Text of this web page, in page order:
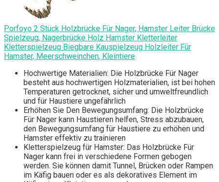
Porfoyo 2 Stück Holzbrücke Für Nager, Hamster Leiter Brücke
Spielzeug, Nagerbrücke Holz Hamster Kletterleiter
Kletterspielzeug Biegbare Kauspielzeug Holzleiter Für
Hamster, Meerschweinchen, Kleintiere
Hochwertige Materialien: Die Holzbrücke Für Nager
besteht aus hochwertigen Holzmaterialien, ist bei hohen
Temperaturen getrocknet, sicher und umweltfreundlich
und für Haustiere ungefährlich
Erhöhen Sie Den Bewegungsumfang: Die Holzbrücke
Für Nager kann Haustieren helfen, Stress abzubauen,
den Bewegungsumfang für Haustiere zu erhöhen und
Hamster effektiv zu trainieren
Kletterspielzeug für Hamster: Das Holzbrücke Für
Nager kann frei in verschiedene Formen gebogen
werden. Sie können damit Tunnel, Brücken oder Rampen
im Käfig bauen oder es als dekoratives Element im